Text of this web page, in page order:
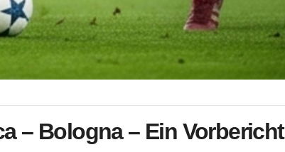
– Bologna – Ein Vorbericht